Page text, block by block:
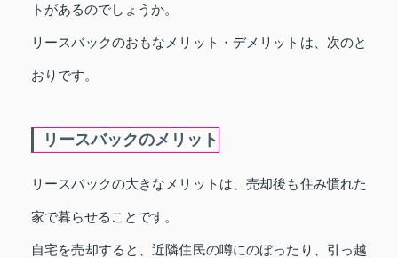
トがあるのでしょうか。
リースバックのおもなメリット・デメリットは、次のと
おりです。
リースバックのメリット
リースバックの大きなメリットは、売却後も住み慣れた
家で暮らせることです。
自宅を売却すると、近隣住民の噂にのぼったり、引っ越